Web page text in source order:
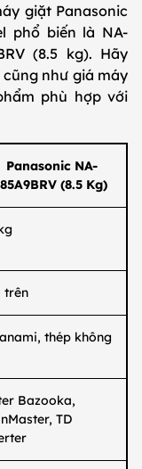
giặt Panasonic
phổ biến là NA-
(8.5 kg). Hãy
như giá máy
phù hợp với
Panasonic NA-
(8.5 Kg)
trên
thép không
Bazooka,
TD